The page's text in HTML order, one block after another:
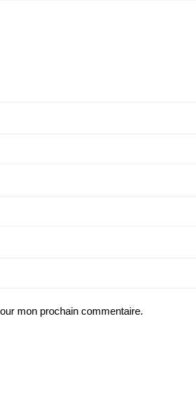
mon prochain commentaire.